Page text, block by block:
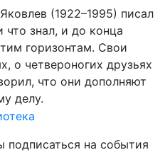
(1922–1995) писал
знал, и до конца
горизонтам. Свои
о четвероногих друзьях
что они дополняют
делу.
подписаться на события